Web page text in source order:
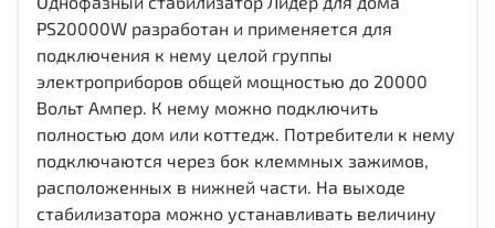
PS20000W разработан и применяется для
подключения к нему целой группы
электроприборов общей мощностью до 20000
Вольт Ампер. К нему можно подключить
полностью дом или коттедж. Потребители к нему
подключаются через бок клеммных зажимов,
расположенных в нижней части. На выходе
стабилизатора можно устанавливать величину